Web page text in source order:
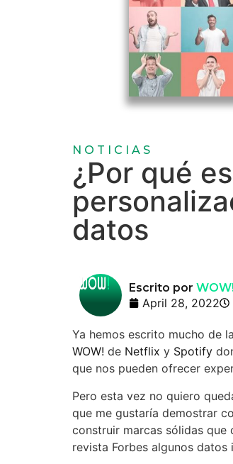
NOTICIAS
¿Por qué
datos
Escrito por
April 28, 2022
Ya hemos escrito mucho de
WOW! de Netflix y Spotify
que nos pueden ofrecer
Pero esta vez no quiero
que me gustaría demostrar
construir marcas sólidas que
revista Forbes algunos